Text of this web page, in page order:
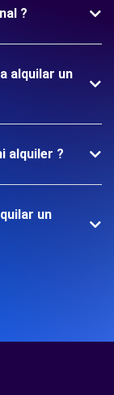
?
alquilar un
alquiler ?
un